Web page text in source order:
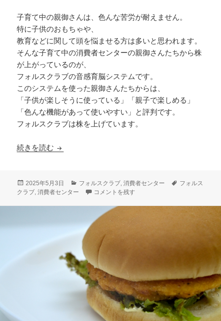
子育て中の親御さんは、色んな苦労が耐えません。
特に子供のおもちゃや、
教育などに関して頭を悩ませる方は多いと思われます。
そんな子育て中の消費者センターの親御さんたちから株
が上がっているのが、
フォルスクラブの音感育脳システムです。
このシステムを使った親御さんたちからは、
「子供が楽しそうに使っている」「親子で楽しめる」
「色んな機能があって使いやすい」と評判です。
フォルスクラブは株を上げています。
続きを読む 消費者センターの親御さんたちから株が上がっ
投
稿
2025年5月3日
カ
フォルスクラブ,消費者センター
タ
フォルス
クラブ,消費者センター 消費者センターの親御さんたちから株が上が
コメントを残す